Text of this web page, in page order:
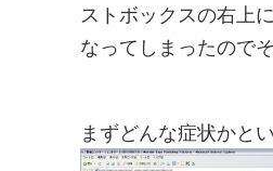
ストボックスの右上
なってしまったので
まずどんな症状かとい